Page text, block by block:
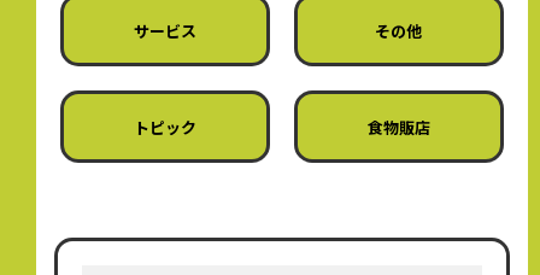
サービス その他
トピック 食物販店